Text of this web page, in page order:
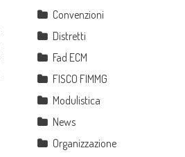
Convenzioni
Distretti
Fad ECM
FISCO FIMMG
Modulistica
News
Organizzazione